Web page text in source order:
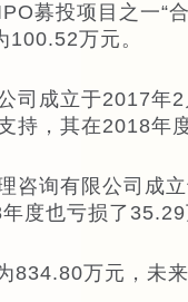
募投项目之一“
100.52万元。
司成立于2017年
持，其在2018年
咨询有限公司成
度也亏损了
834.80万元，未